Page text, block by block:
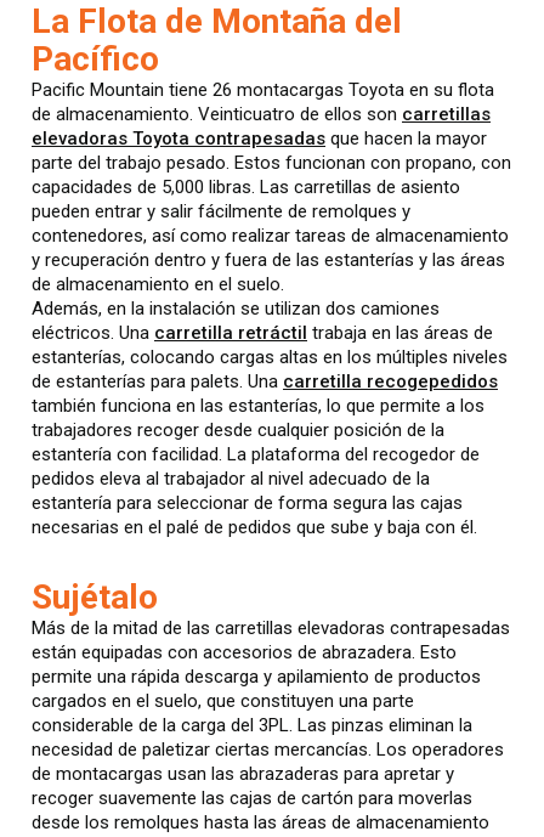
La Flota de Montaña del
Pacífico
Pacific Mountain tiene 26 montacargas Toyota en su flota
de almacenamiento. Veinticuatro de ellos son carretillas
elevadoras Toyota contrapesadas que hacen la mayor
parte del trabajo pesado. Estos funcionan con propano, con
capacidades de 5,000 libras. Las carretillas de asiento
pueden entrar y salir fácilmente de remolques y
contenedores, así como realizar tareas de almacenamiento
y recuperación dentro y fuera de las estanterías y las áreas
de almacenamiento en el suelo.
Además, en la instalación se utilizan dos camiones
eléctricos. Una carretilla retráctil trabaja en las áreas de
estanterías, colocando cargas altas en los múltiples niveles
de estanterías para palets. Una carretilla recogepedidos
también funciona en las estanterías, lo que permite a los
trabajadores recoger desde cualquier posición de la
estantería con facilidad. La plataforma del recogedor de
pedidos eleva al trabajador al nivel adecuado de la
estantería para seleccionar de forma segura las cajas
necesarias en el palé de pedidos que sube y baja con él.
Sujétalo
Más de la mitad de las carretillas elevadoras contrapesadas
están equipadas con accesorios de abrazadera. Esto
permite una rápida descarga y apilamiento de productos
cargados en el suelo, que constituyen una parte
considerable de la carga del 3PL. Las pinzas eliminan la
necesidad de paletizar ciertas mercancías. Los operadores
de montacargas usan las abrazaderas para apretar y
recoger suavemente las cajas de cartón para moverlas
desde los remolques hasta las áreas de almacenamiento